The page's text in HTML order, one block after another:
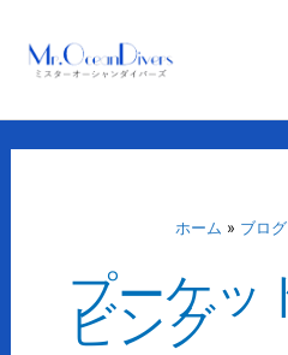
ホーム ブログ
プーケッ
ビング